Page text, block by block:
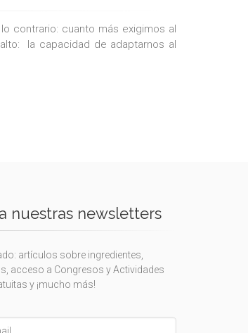
contrario: cuanto más exigimos al
la capacidad de adaptarnos al
nuestras newsletters
artículos sobre ingredientes,
acceso a Congresos y Actividades
y ¡mucho más!